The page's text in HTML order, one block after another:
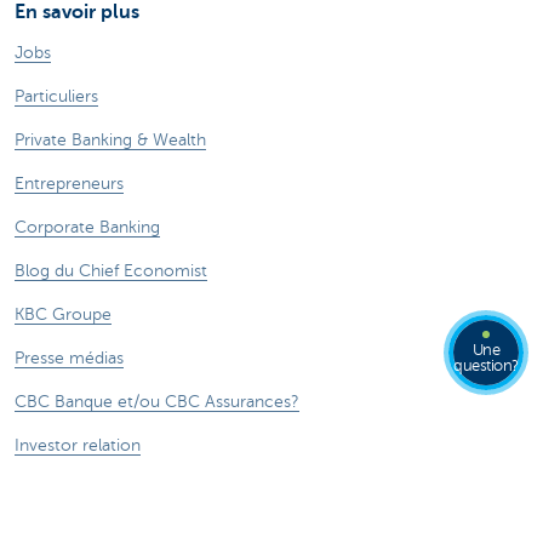
En savoir plus
Jobs
Particuliers
Private Banking & Wealth
Entrepreneurs
Corporate Banking
Blog du Chief Economist
KBC Groupe
Presse médias
CBC Banque et/ou CBC Assurances?
Investor relation
Une
question?